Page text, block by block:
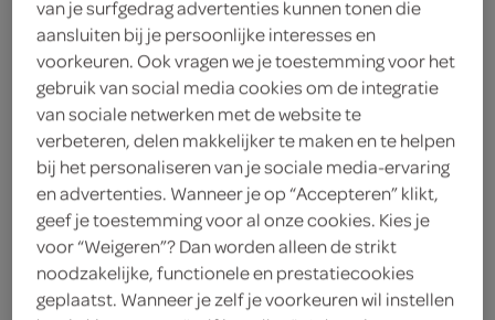
1 Stuks
Let op: aanbiedingen zijn niet zichtbaar bij de
producten, maar worden wél automatisch
verwerkt in de winkelmand.
een feestelijke chocoladetegel om iemand een
compliment mee te geven
van je surfgedrag advertenties kunnen tonen die
aansluiten bij je persoonlijke interesses en
voorkeuren. Ook vragen we je toestemming voor het
gebruik van social media cookies om de integratie
van sociale netwerken met de website te
verbeteren, delen makkelijker te maken en te helpen
bij het personaliseren van je sociale media-ervaring
en advertenties. Wanneer je op “Accepteren” klikt,
geef je toestemming voor al onze cookies. Kies je
voor “Weigeren”? Dan worden alleen de strikt
noodzakelijke, functionele en prestatiecookies
geplaatst. Wanneer je zelf je voorkeuren wil instellen